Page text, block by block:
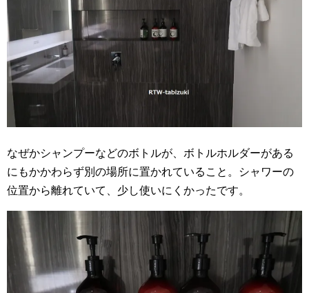
なぜかシャンプーなどのボトルが、ボトルホルダーがある
にもかかわらず別の場所に置かれていること。シャワーの
位置から離れていて、少し使いにくかったです。